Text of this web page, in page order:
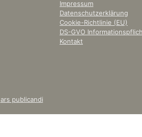
Impressum
Datenschutzerklärung
Cookie-Richtlinie (EU)
DS-GVO
Kontakt
ars publicandi